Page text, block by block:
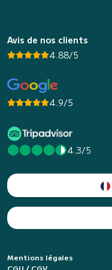
Avis de nos clients
4.88/5
4.9/5
4.3/5
Mentions légales
CGU / CGV